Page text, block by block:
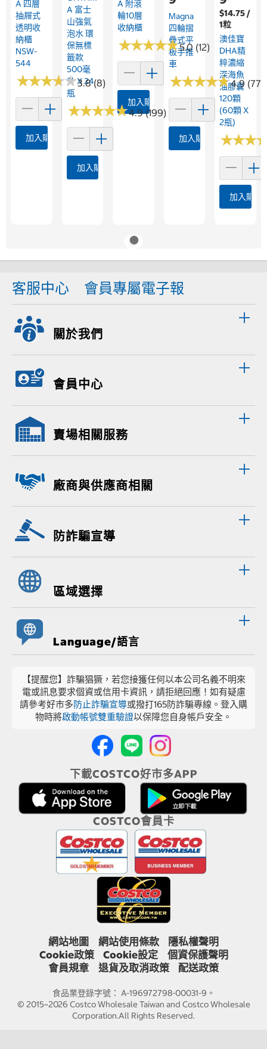
A 四層
抽屜式
透明收
納櫃
NSW-
544
★★★★★
★★★★★3.8 (8)
加入購物車
A 富士
山強氣
泡水 環
保無標
籤款
500毫
升 X 24
瓶
★★★★★
★★★★★4.9 (199)
加入購物車
A 附滾
輪10層
收納櫃
★★★★★
★★★★★5.0 (12)
加入購物車
Magna
四輪摺
疊式平
板手推
車
★★★★★
★★★★★4.9 (77)
加入購物車
$14.75 /
1粒
澳佳寶
DHA精
粹濃縮
深海魚
油膠囊
120顆
(60顆 X
2瓶)
★★★
★★★
加入購物
客服中心 會員專屬電子報
關於我們
會員中心
賣場相關服務
廠商與供應商相關
防詐騙宣導
區域選擇
Language/語言
【提醒您】詐騙猖獗，若您接獲任何以本公司名義不明來
電或訊息要求個資或信用卡資訊，請拒絕回應！如有疑慮
請參考好市多防止詐騙宣導或撥打165防詐騙專線。登入購
物時將啟動帳號雙重驗證以保障您自身帳戶安全。
下載COSTCO好市多APP
COSTCO會員卡
網站地圖 網站使用條款
隱私權聲明
Cookie政策
Cookie設定
個資保護聲明
會員規章
退貨及取消政策 配送政策
食品業登錄字號： A-196972798-00031-9。
© 2015~2026 Costco Wholesale Taiwan and Costco Wholesale
Corporation.All Rights Reserved.